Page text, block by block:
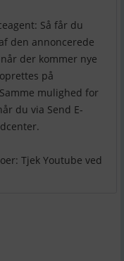
Så får du
den annoncerede
der kommer nye
på
mulighed for
du via Send E-
Tjek Youtube ved